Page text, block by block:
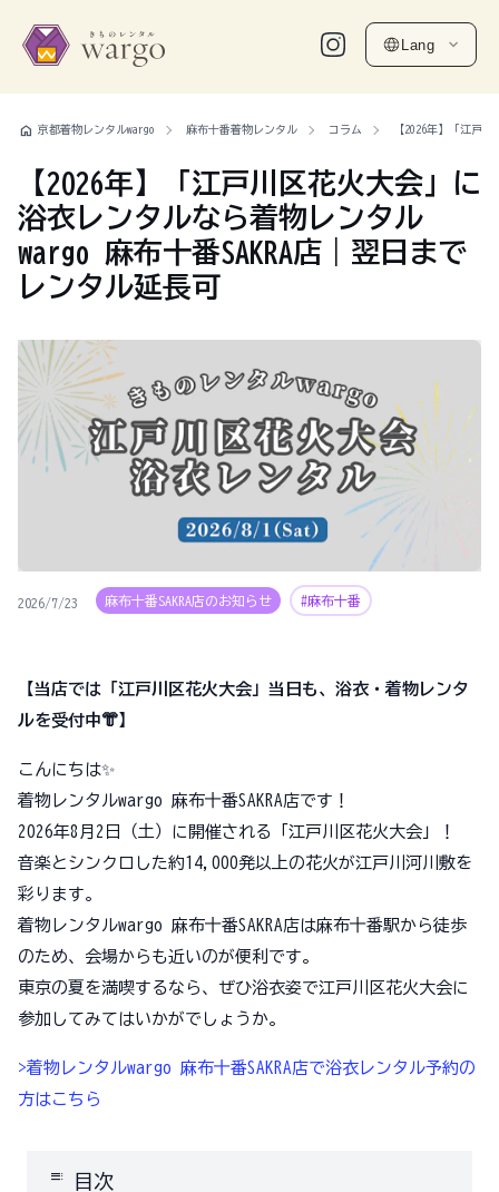
Lang
home 京都着物レンタルwargo 麻布十番着物レンタル コラム 【2026年】「江戸
【2026年】「江戸川区花火大会」に
浴衣レンタルなら着物レンタル
wargo 麻布十番SAKRA店｜翌日まで
レンタル延長可
2026/7/23 麻布十番SAKRA店のお知らせ #麻布十番
【当店では「江戸川区花火大会」当日も、浴衣・着物レンタ
ルを受付中👘】
こんにちは✨
着物レンタルwargo 麻布十番SAKRA店です！
2026年8月2日（土）に開催される「江戸川区花火大会」！
音楽とシンクロした約14,000発以上の花火が江戸川河川敷を
彩ります。
着物レンタルwargo 麻布十番SAKRA店は麻布十番駅から徒歩
のため、会場からも近いのが便利です。
東京の夏を満喫するなら、ぜひ浴衣姿で江戸川区花火大会に
参加してみてはいかがでしょうか。
>着物レンタルwargo 麻布十番SAKRA店で浴衣レンタル予約の
方はこちら
toc 目次